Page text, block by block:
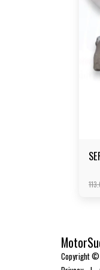
Copyright